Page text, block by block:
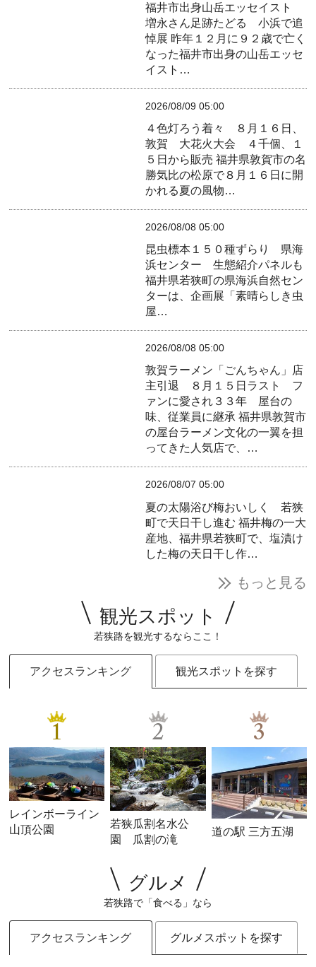
福井市出身山岳エッセイスト
増永さん足跡たどる 小浜で追
悼展 昨年１２月に９２歳で亡く
なった福井市出身の山岳エッセ
イスト…
2026/08/09 05:00
４色灯ろう着々 ８月１６日、
敦賀 大花火大会 ４千個、１
５日から販売 福井県敦賀市の名
勝気比の松原で８月１６日に開
かれる夏の風物…
2026/08/08 05:00
昆虫標本１５０種ずらり 県海
浜センター 生態紹介パネルも
福井県若狭町の県海浜自然セン
ターは、企画展「素晴らしき虫
屋…
2026/08/08 05:00
敦賀ラーメン「ごんちゃん」店
主引退 ８月１５日ラスト フ
ァンに愛され３３年 屋台の
味、従業員に継承 福井県敦賀市
の屋台ラーメン文化の一翼を担
ってきた人気店で、…
2026/08/07 05:00
夏の太陽浴び梅おいしく 若狭
町で天日干し進む 福井梅の一大
産地、福井県若狭町で、塩漬け
した梅の天日干し作…
もっと見る
観光スポット
若狭路を観光するならここ！
アクセスランキング 観光スポットを探す
1
レインボーライン
山頂公園
2
若狭瓜割名水公
園 瓜割の滝
3
道の駅 三方五湖
グルメ
若狭路で「食べる」なら
アクセスランキング グルメスポットを探す